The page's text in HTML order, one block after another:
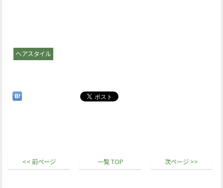
ヘアスタイル
<< 前ページ 一覧 TOP 次ページ >>